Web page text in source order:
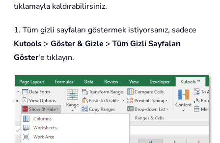
tıklamayla kaldırabilirsiniz.
1. Tüm gizli sayfaları göstermek istiyorsanız, sadece
Kutools > Göster & Gizle > Tüm Gizli Sayfaları
Göster'e tıklayın.